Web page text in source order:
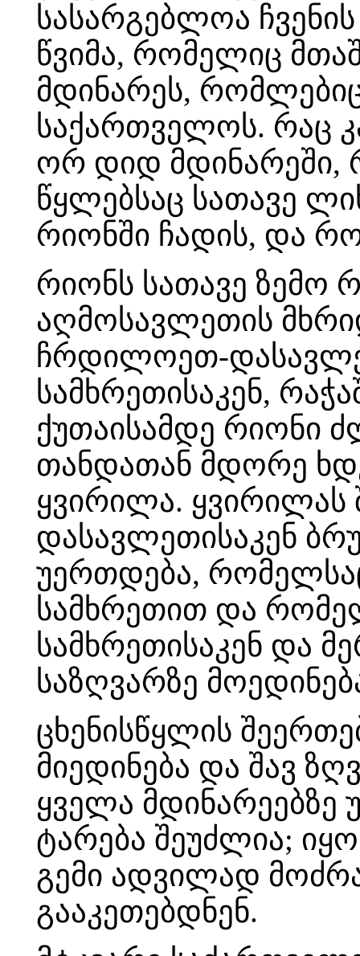
სასარგებლოა
წვიმა, რომელიც
მდინარეს,
საქართველოს. რაც
ორ დიდ მდინარეში,
წყლებსაც სათავე
რიონში ჩადის, და
რიონს სათავე ზემო
აღმოსავლეთის
ჩრდილოეთ-
სამხრეთისაკენ,
ქუთაისამდე რიონი
თანდათან მდორე
ყვირილა. ყვირილას
დასავლეთისაკენ
უერთდება, რომელსაც
სამხრეთით და
სამხრეთისაკენ და
საზღვარზე
ცხენისწყლის
მიედინება და შავ
ყველა მდინარეებზე
ტარება შეუძლია;
გემი ადვილად
გააკეთებდნენ.